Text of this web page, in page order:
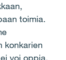
toimia.
konkarien
voi oppia.